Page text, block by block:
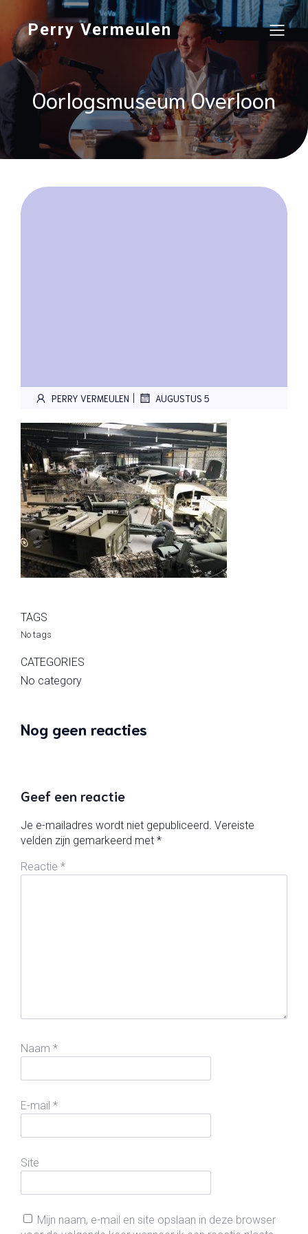
Perry Vermeulen
Oorlogsmuseum Overloon
PERRY VERMEULEN | AUGUSTUS 5
TAGS
No tags
CATEGORIES
No category
Nog geen reacties
Geef een reactie
Je e-mailadres wordt niet gepubliceerd. Vereiste
velden zijn gemarkeerd met *
Reactie *
Naam *
E-mail *
Site
Mijn naam, e-mail en site opslaan in deze browser